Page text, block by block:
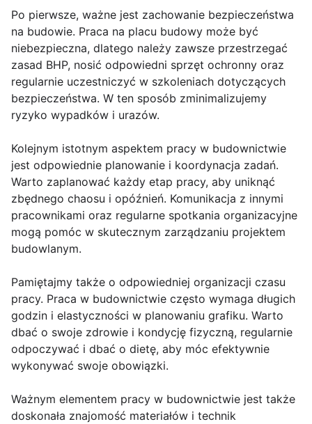
Po pierwsze, ważne jest zachowanie bezpieczeństwa
na budowie. Praca na placu budowy może być
niebezpieczna, dlatego należy zawsze przestrzegać
zasad BHP, nosić odpowiedni sprzęt ochronny oraz
regularnie uczestniczyć w szkoleniach dotyczących
bezpieczeństwa. W ten sposób zminimalizujemy
ryzyko wypadków i urazów.
Kolejnym istotnym aspektem pracy w budownictwie
jest odpowiednie planowanie i koordynacja zadań.
Warto zaplanować każdy etap pracy, aby uniknąć
zbędnego chaosu i opóźnień. Komunikacja z innymi
pracownikami oraz regularne spotkania organizacyjne
mogą pomóc w skutecznym zarządzaniu projektem
budowlanym.
Pamiętajmy także o odpowiedniej organizacji czasu
pracy. Praca w budownictwie często wymaga długich
godzin i elastyczności w planowaniu grafiku. Warto
dbać o swoje zdrowie i kondycję fizyczną, regularnie
odpoczywać i dbać o dietę, aby móc efektywnie
wykonywać swoje obowiązki.
Ważnym elementem pracy w budownictwie jest także
doskonała znajomość materiałów i technik